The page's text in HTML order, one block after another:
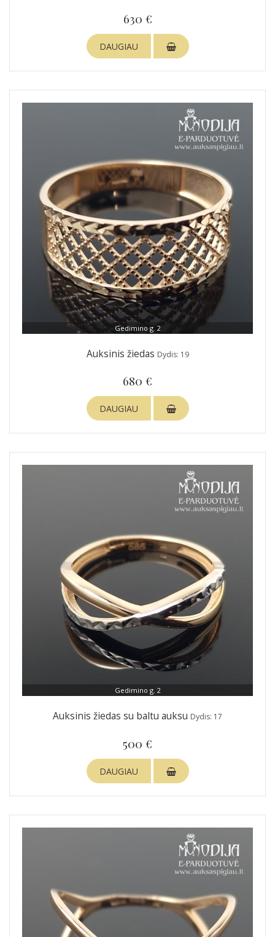
630 €
DAUGIAU
Gedimino g. 2
Auksinis žiedas Dydis: 19
680 €
DAUGIAU
Gedimino g. 2
Auksinis žiedas su baltu auksu Dydis: 17
500 €
DAUGIAU